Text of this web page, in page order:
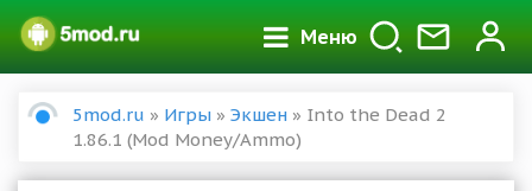
Меню
5mod.ru » Игры » Экшен » Into the Dead 2
1.86.1 (Mod Money/Ammo)